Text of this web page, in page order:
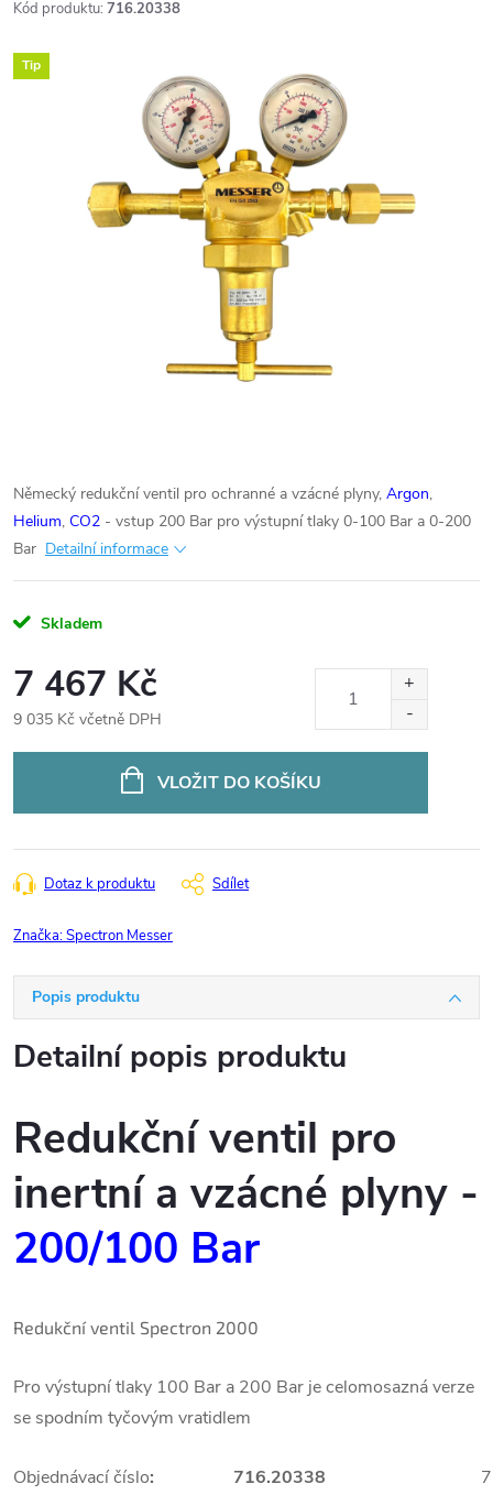
Kód produktu: 716.20338
Tip
Německý redukční ventil pro ochranné a vzácné plyny, Argon,
Helium, CO2 - vstup 200 Bar pro výstupní tlaky 0-100 Bar a 0-200
Bar Detailní informace
Skladem
7 467 Kč
9 035 Kč včetně DPH
VLOŽIT DO KOŠÍKU
Dotaz k produktu Sdílet
Značka:Spectron Messer
Popis produktu
Detailní popis produktu
Redukční ventil pro
inertní a vzácné plyny -
200/100 Bar
Redukční ventil Spectron 2000
Pro výstupní tlaky 100 Bar a 200 Bar je celomosazná verze
se spodním tyčovým vratidlem
Objednávací číslo: 716.20338